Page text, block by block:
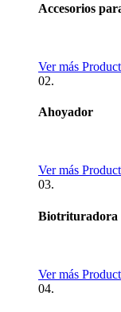
Accesorios
Ver más
02.
Ahoyador
Ver más
03.
Biotrituradora
Ver más
04.